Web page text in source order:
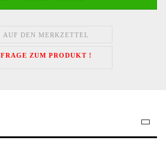
AUF DEN MERKZETTEL
FRAGE ZUM PRODUKT !